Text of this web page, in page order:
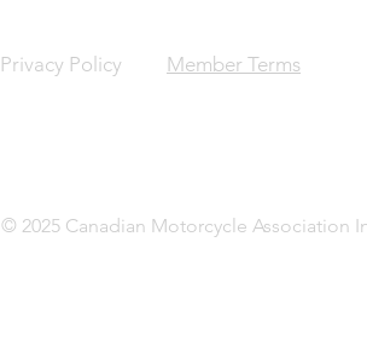
Privacy Policy Member Terms
© 2025 Canadian Motorcycle Association